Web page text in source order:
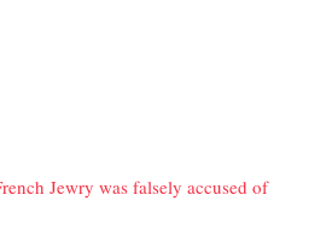
Jewry was falsely accused of